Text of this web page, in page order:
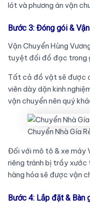
lót và phương án vận
Bước 3: Đóng gói &
Vận Chuyển Hùng
tuyệt đối đồ đạc trong
Tất cả đồ vật sẽ được
viên dày dặn kinh
vận chuyển nên quý
Chuyển Nhà Gía
Đối với mô tô & xe máy
riêng tránh bị trầy xước
hàng hóa sẽ được vận
Bước 4: Lắp đặt & Bàn